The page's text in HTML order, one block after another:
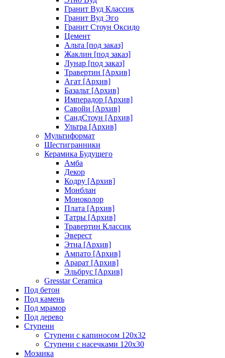
Гранит Вуд Классик
Гранит Вуд Эго
Гранит Стоун Оксидо
Цемент
Альта [под заказ]
Жаклин [под заказ]
Лунар [под заказ]
Травертин [Архив]
Агат [Архив]
Базальт [Архив]
Имперадор [Архив]
Савойи [Архив]
СандСтоун [Архив]
Ультра [Архив]
Мультиформат
Шестигранники
Керамика Будущего
Амба
Декор
Кодру [Архив]
Монблан
Моноколор
Плата [Архив]
Татры [Архив]
Травертин Классик
Эверест
Этна [Архив]
Ампато [Архив]
Арарат [Архив]
Эльбрус [Архив]
Gresstar Ceramica
Под бетон
Под камень
Под мрамор
Под дерево
Ступени
Ступени с капиносом 120х32
Ступени с насечками 120х30
Мозаика